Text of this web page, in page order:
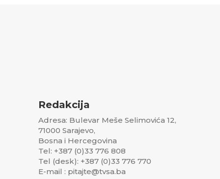
Redakcija
Adresa: Bulevar Meše Selimovića 12,
71000 Sarajevo,
Bosna i Hercegovina
Tel: +387 (0)33 776 808
Tel (desk): +387 (0)33 776 770
E-mail : pitajte@tvsa.ba